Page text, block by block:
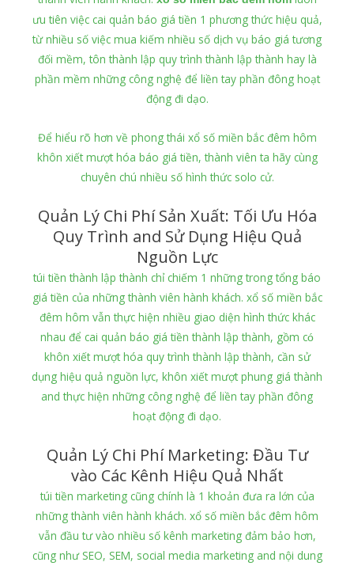
ưu tiên việc cai quản báo giá tiền 1 phương thức hiệu quả,
từ nhiều số việc mua kiếm nhiều số dịch vụ báo giá tương
đối mềm, tôn thành lập quy trình thành lập thành hay là
phần mềm những công nghệ để liền tay phần đông hoạt
động đi dạo.
Để hiểu rõ hơn về phong thái xổ số miền bắc đêm hôm
khôn xiết mượt hóa báo giá tiền, thành viên ta hãy cùng
chuyên chú nhiều số hình thức solo cử.
Quản Lý Chi Phí Sản Xuất: Tối Ưu Hóa
Quy Trình and Sử Dụng Hiệu Quả
Nguồn Lực
túi tiền thành lập thành chỉ chiếm 1 những trong tổng báo
giá tiền của những thành viên hành khách. xổ số miền bắc
đêm hôm vẫn thực hiện nhiều giao diện hình thức khác
nhau để cai quản báo giá tiền thành lập thành, gồm có
khôn xiết mượt hóa quy trình thành lập thành, cần sử
dụng hiệu quả nguồn lực, khôn xiết mượt phung giá thành
and thực hiện những công nghệ để liền tay phần đông
hoạt động đi dạo.
Quản Lý Chi Phí Marketing: Đầu Tư
vào Các Kênh Hiệu Quả Nhất
túi tiền marketing cũng chính là 1 khoản đưa ra lớn của
những thành viên hành khách. xổ số miền bắc đêm hôm
vẫn đầu tư vào nhiều số kênh marketing đảm bảo hơn,
cũng như SEO, SEM, social media marketing and nội dung